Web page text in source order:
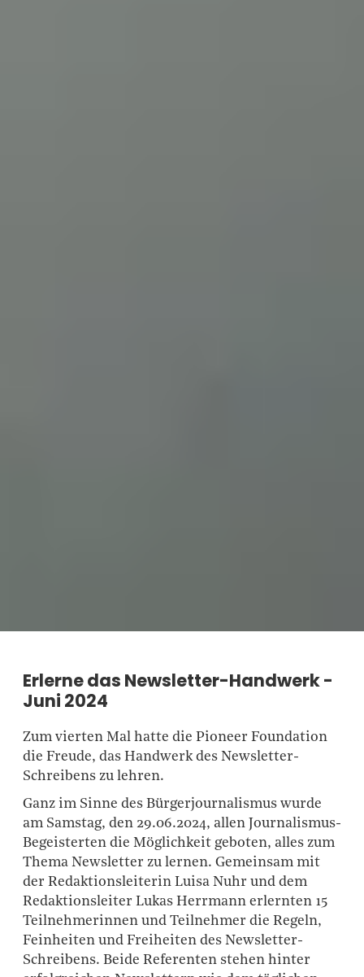
Erlerne das Newsletter-Handwerk -
Juni 2024
Zum vierten Mal hatte die Pioneer Foundation
die Freude, das Handwerk des Newsletter-
Schreibens zu lehren.
Ganz im Sinne des Bürgerjournalismus wurde
am Samstag, den 29.06.2024, allen Journalismus-
Begeisterten die Möglichkeit geboten, alles zum
Thema Newsletter zu lernen. Gemeinsam mit
der Redaktionsleiterin Luisa Nuhr und dem
Redaktionsleiter Lukas Herrmann erlernten 15
Teilnehmerinnen und Teilnehmer die Regeln,
Feinheiten und Freiheiten des Newsletter-
Schreibens. Beide Referenten stehen hinter